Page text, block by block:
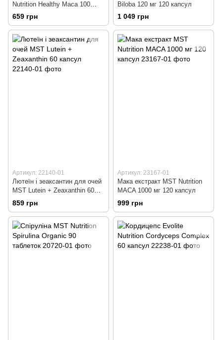
Nutrition Healthy Maca 100
капсул
659 грн
Biloba 120 мг 120 капсул
1 049 грн
Артикул: 22140-01
Лютеїн і зеаксантин для очей
MST Lutein + Zeaxanthin 60
капсул
859 грн
Артикул: 23167-01
Мака екстракт MST Nutrition
MACA 1000 мг 120 капсул
999 грн